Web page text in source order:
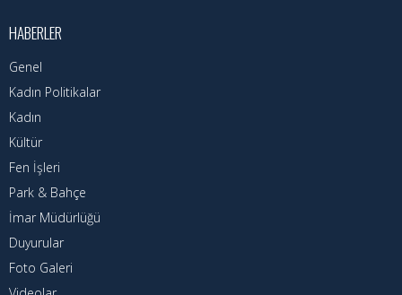
Telefon Rehberi
İlçemiz
Muhtarlıklar
Nöbetçi Eczaneler
Turizm Rehberi
Hava Durumu
HABERLER
Genel
Kadın Politikalar
Kadın
Kültür
Fen İşleri
Park & Bahçe
İmar Müdürlüğü
Duyurular
Foto Galeri